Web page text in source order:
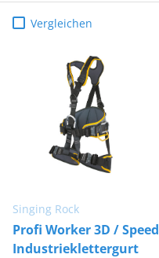
Vergleichen
Singing Rock
Profi Worker 3D / Speed
Industrieklettergurt